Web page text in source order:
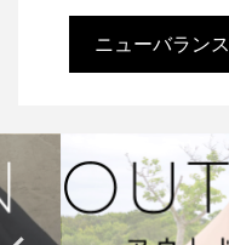
ニューバラン